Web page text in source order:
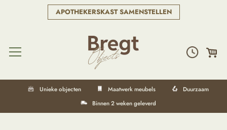
APOTHEKERSKAST SAMENSTELLEN
Unieke objecten Maatwerk meubels
Duurzaam
Binnen 2 weken geleverd